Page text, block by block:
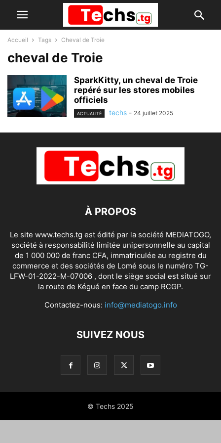
Accueil Tags Cheval de Troie
cheval de Troie
SparkKitty, un cheval de Troie
repéré sur les stores mobiles
officiels
ACTUALITÉ techs - 24 juillet 2025
À PROPOS
Le site www.techs.tg est édité par la société MEDIATOGO,
société à responsabilité limitée unipersonnelle au capital
de 1 000 000 de franc CFA, immatriculée au registre du
commerce et des sociétés de Lomé sous le numéro TG-
LFW-01-2022-M-07006 , dont le siège social est situé sur
la route de Kégué en face du camp RCGP.
Contactez-nous: info@mediatogo.info
SUIVEZ NOUS
© Techs 2025